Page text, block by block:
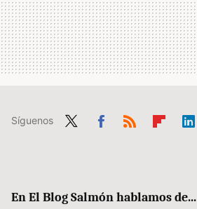
Síguenos
En El Blog Salmón hablamos de...